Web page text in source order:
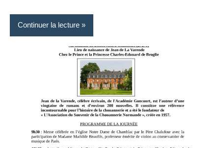
Continuer la lecture